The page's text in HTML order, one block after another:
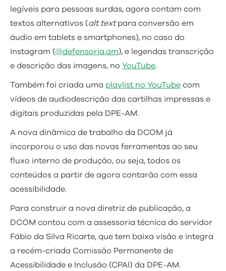
legíveis para pessoas surdas, agora contam com
textos alternativos (alt textpara conversão em
áudio em tablets e smartphones), no caso do
Instagram (@defensoria.am), e legendas transcrição
e descrição das imagens, no YouTube.
Também foi criada uma playlist no YouTube com
vídeos de audiodescrição das cartilhas impressas e
digitais produzidas pela DPE-AM.
A nova dinâmica de trabalho da DCOM já
incorporou o uso das novas ferramentas ao seu
fluxo interno de produção, ou seja, todos os
conteúdos a partir de agora contarão com essa
acessibilidade.
Para construir a nova diretriz de publicação, a
DCOM contou com a assessoria técnica do servidor
Fábio da Silva Ricarte, que tem baixa visão e integra
a recém-criada Comissão Permanente de
Acessibilidade e Inclusão (CPAI) da DPE-AM.